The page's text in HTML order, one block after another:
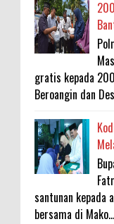
gratis kepada
Beroangin dan
santunan kepada
bersama di Mako...